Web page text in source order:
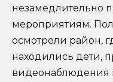
незамедлительно
мероприятиям.
осмотрели район,
находились дети,
видеонаблюдения